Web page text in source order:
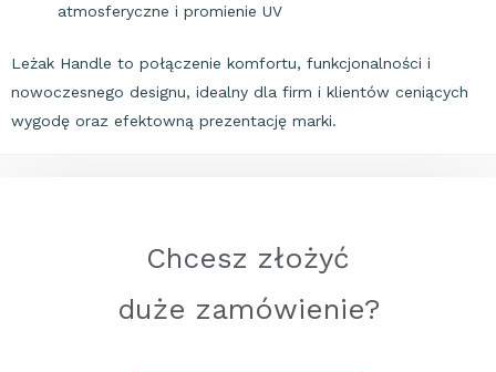
atmosferyczne i promienie UV
Leżak Handle to połączenie komfortu, funkcjonalności i
nowoczesnego designu, idealny dla firm i klientów ceniących
wygodę oraz efektowną prezentację marki.
Chcesz złożyć
duże zamówienie?